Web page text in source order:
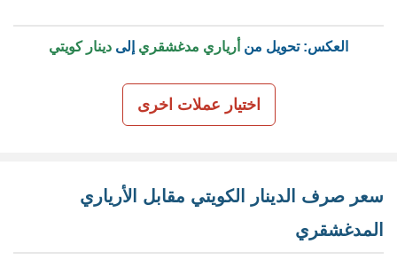
العكس: تحويل من أرياري مدغشقري إلى دينار كويتي
اختيار عملات اخرى
سعر صرف الدينار الكويتي مقابل الأرياري
المدغشقري